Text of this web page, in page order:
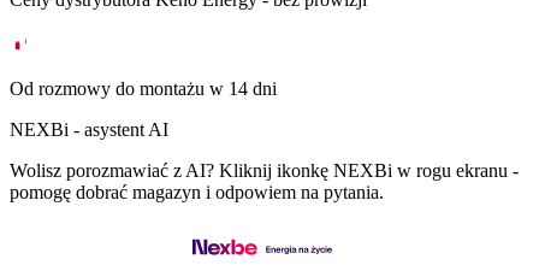
Od rozmowy do montażu w 14 dni
NEXBi - asystent AI
Wolisz porozmawiać z AI? Kliknij ikonkę NEXBi w rogu ekranu -
pomogę dobrać magazyn i odpowiem na pytania.